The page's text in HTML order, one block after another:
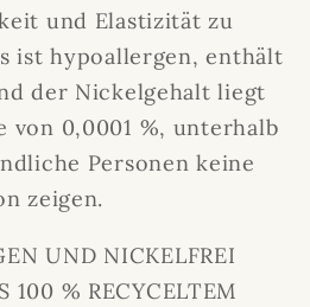
und Elastizität zu
ist hypoallergen, enthält
der Nickelgehalt liegt
von 0,0001 %, unterhalb
Personen keine
zeigen.
UND NICKELFREI
100 % RECYCELTEM